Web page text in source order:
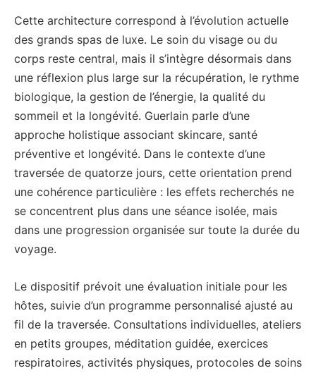
Cette architecture correspond à l’évolution actuelle
des grands spas de luxe. Le soin du visage ou du
corps reste central, mais il s’intègre désormais dans
une réflexion plus large sur la récupération, le rythme
biologique, la gestion de l’énergie, la qualité du
sommeil et la longévité. Guerlain parle d’une
approche holistique associant skincare, santé
préventive et longévité. Dans le contexte d’une
traversée de quatorze jours, cette orientation prend
une cohérence particulière : les effets recherchés ne
se concentrent plus dans une séance isolée, mais
dans une progression organisée sur toute la durée du
voyage.
Le dispositif prévoit une évaluation initiale pour les
hôtes, suivie d’un programme personnalisé ajusté au
fil de la traversée. Consultations individuelles, ateliers
en petits groupes, méditation guidée, exercices
respiratoires, activités physiques, protocoles de soins